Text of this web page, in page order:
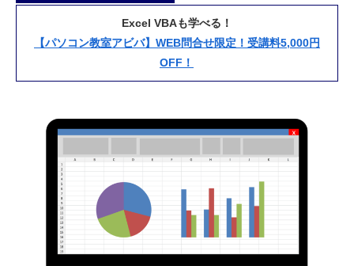
Excel VBAも学べる！
【パソコン教室アビバ】WEB問合せ限定！受講料5,000円
OFF！